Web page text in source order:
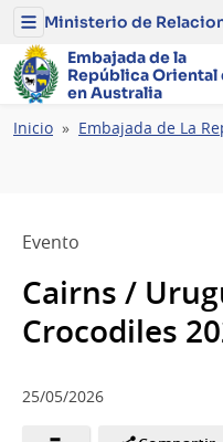
Menú
del
Ministerio
de
Relaciones
Exteriores
Ministerio de
Embajada de la
República Oriental
en Australia
Ruta
Inicio Embajada de La
Evento
Cairns /
Crocodiles
25/05/2026